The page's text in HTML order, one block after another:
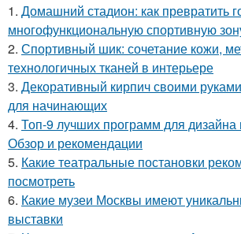
1. Домашний стадион: как превратить
многофункциональную спортивную
2. Спортивный шик: сочетание кожи,
технологичных тканей в интерьере
3. Декоративный кирпич своими
для начинающих
4. Топ-9 лучших программ для дизайна
Обзор и рекомендации
5. Какие театральные постановки
посмотреть
6. Какие музеи Москвы имеют
выставки